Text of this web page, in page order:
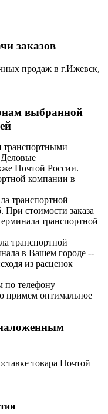
заказов
продаж в г.Ижевск,
выбранной
транспортными
Почтой России.
компании в
транспортной
стоимости заказа
транспортной
транспортной
в Вашем городе --
из расценок
по телефону
примем оптимальное
товара Почтой